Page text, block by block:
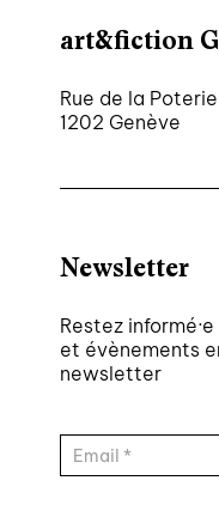
art&fiction
Rue de la
1202 Genève
Newsletter
Restez
et évènements
newsletter